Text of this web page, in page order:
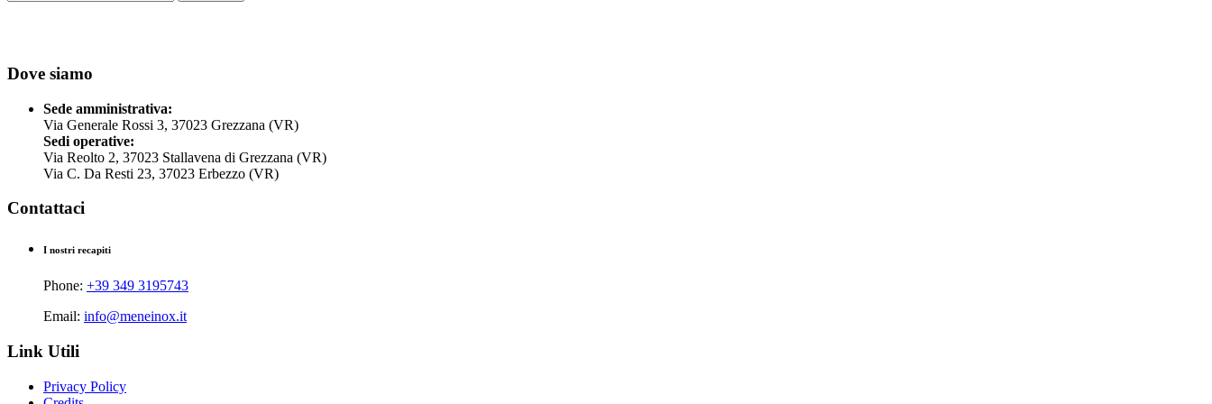
Dove siamo
Sede amministrativa:
Via Generale Rossi 3, 37023 Grezzana (VR)
Sedi operative:
Via Reolto 2, 37023 Stallavena di Grezzana (VR)
Via C. Da Resti 23, 37023 Erbezzo (VR)
Contattaci
I nostri recapiti
Phone: +39 349 3195743
Email: info@meneinox.it
Link Utili
Privacy Policy